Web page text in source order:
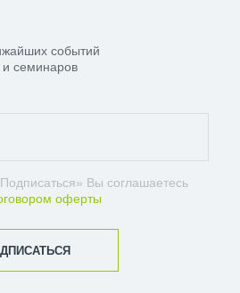
событий
и семинаров
Вы соглашаетесь
оферты